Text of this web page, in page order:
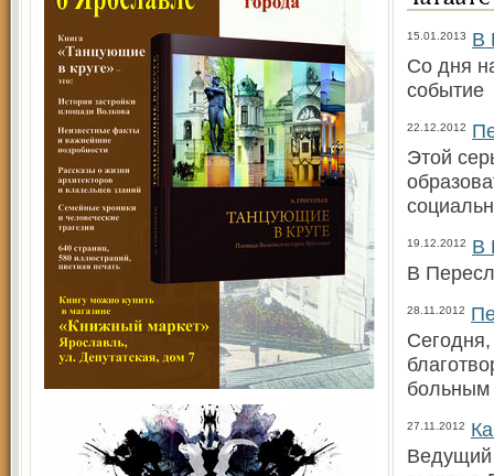
15.01.2013
В
Со дня
событие
22.12.2012
Этой
19.12.2012
В
В
28.11.2012
больным
27.11.2012
Ведущий